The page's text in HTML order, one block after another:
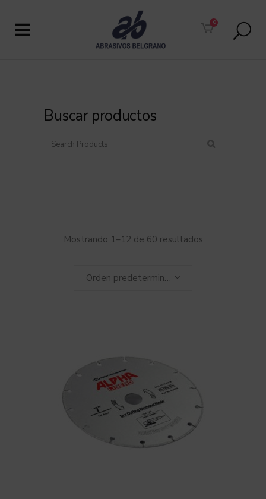
0
Buscar productos
Mostrando 1–12 de 60 resultados
Orden predeterminado